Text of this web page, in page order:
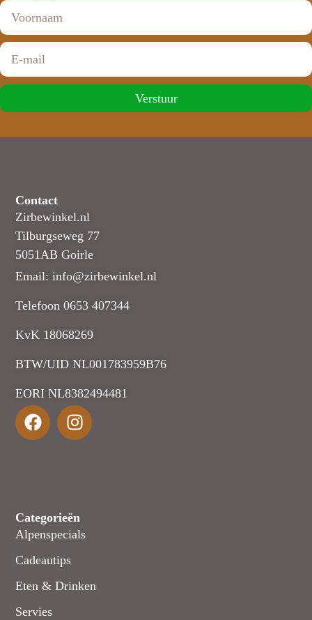
Verstuur
Contact
Zirbewinkel.nl
Tilburgseweg 77
5051AB Goirle
Email: info@zirbewinkel.nl
Telefoon 0653 407344
KvK 18068269
BTW/UID NL001783959B76
EORI NL8382494481
Categorieën
Alpenspecials
Cadeautips
Eten & Drinken
Servies